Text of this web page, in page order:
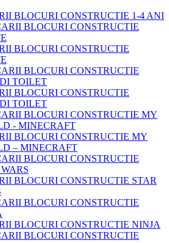
BLOCURI CONSTRUCTIE 1-4 ANI
BLOCURI CONSTRUCTIE
BLOCURI CONSTRUCTIE
TOILET
BLOCURI CONSTRUCTIE MY
– MINECRAFT
BLOCURI CONSTRUCTIE STAR
BLOCURI CONSTRUCTIE NINJA